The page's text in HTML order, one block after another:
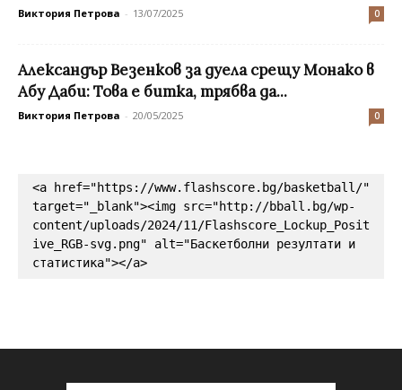
Виктория Петрова - 13/07/2025 0
Александър Везенков за дуела срещу Монако в
Абу Даби: Това е битка, трябва да...
Виктория Петрова - 20/05/2025 0
<a href="https://www.flashscore.bg/basketball/"
target="_blank"><img src="http://bball.bg/wp-
content/uploads/2024/11/Flashscore_Lockup_Posit
ive_RGB-svg.png" alt="Баскетболни резултати и
статистика"></a>